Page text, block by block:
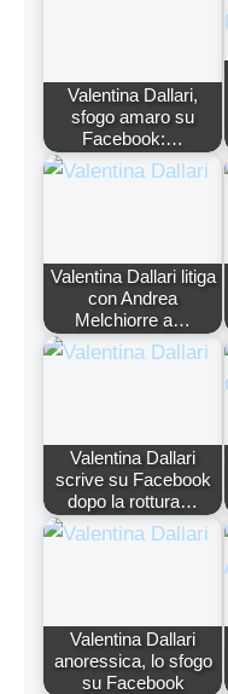
Valentina Dallari,
sfogo amaro su
Facebook:…
Valentina Dallari litiga
con Andrea
Melchiorre a…
Valentina Dallari
scrive su Facebook
dopo la rottura…
Valentina Dallari
anoressica, lo sfogo
su Facebook